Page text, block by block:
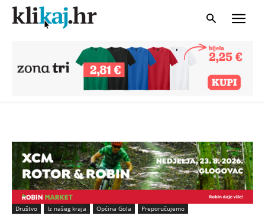
Društvo Iz našeg kraja Općina Gola Preporučujemo